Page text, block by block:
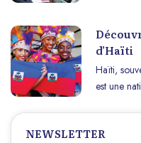
d’Haïti
Haïti,
est une
sa
mélange
NEWSLETTER